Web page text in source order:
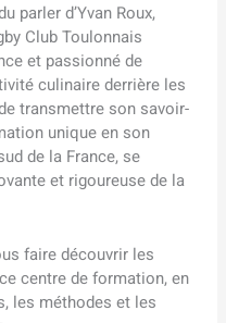
parler d’Yvan Roux,
Club Toulonnais
et passionné de
culinaire derrière les
transmettre son savoir-
unique en son
de la France, se
et rigoureuse de la
faire découvrir les
centre de formation, en
les méthodes et les